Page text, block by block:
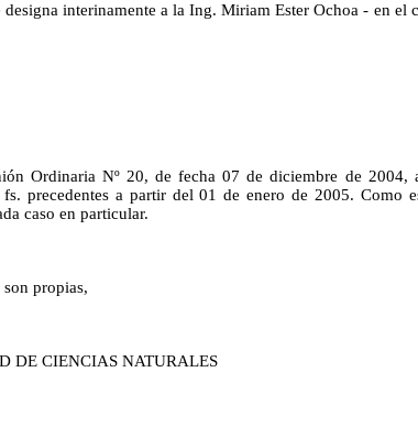
interinamente a la Ing. Miriam Ester Ochoa - en
Ordinaria Nº 20, de fecha 07 de diciembre de
precedentes a partir del 01 de enero de 2005.
caso en particular.
propias,
DE CIENCIAS NATURALES